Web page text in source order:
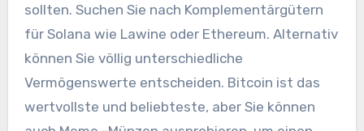
sollten. Suchen Sie nach Komplementärgütern
für Solana wie Lawine oder Ethereum. Alternativ
können Sie völlig unterschiedliche
Vermögenswerte entscheiden. Bitcoin ist das
wertvollste und beliebteste, aber Sie können